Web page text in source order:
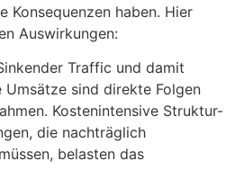
Konsequenzen haben. Hier
Auswirkungen:
Traffic und damit
Umsätze sind direkte Folgen
Kostenintensive Struktur-
die nachträglich
belasten das